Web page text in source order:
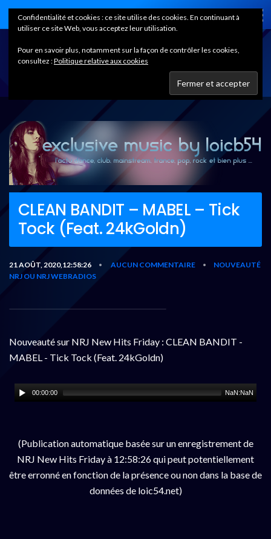
Home
CLEAN BANDIT – MABEL – Tick
Tock (Feat. 24kGoldn)
21 AOÛT, 2020,12:58:26 • AUCUN COMMENTAIRE •
NOUVEAUTÉ
NRJ OU NRJ WEBRADIOS
Nouveauté sur NRJ New Hits Friday : CLEAN BANDIT -
MABEL - Tick Tock (Feat. 24kGoldn)
00:00:00 NaN:NaN
(Publication automatique basée sur un enregistrement de
NRJ New Hits Friday à 12:58:26 qui peut potentiellement
être erronné en fonction de la présence ou non dans la base de
données de loic54.net)
Confidentialité et cookies : ce site utilise des cookies. En continuant à
utiliser ce site Web, vous acceptez leur utilisation.
Pour en savoir plus, notamment sur la façon de contrôler les cookies,
consultez :Politique relative aux cookies